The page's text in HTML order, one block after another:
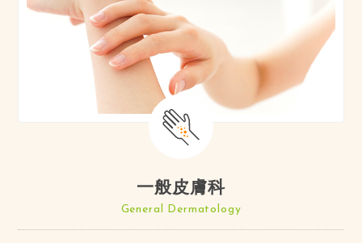
一般皮膚科
General Dermatology